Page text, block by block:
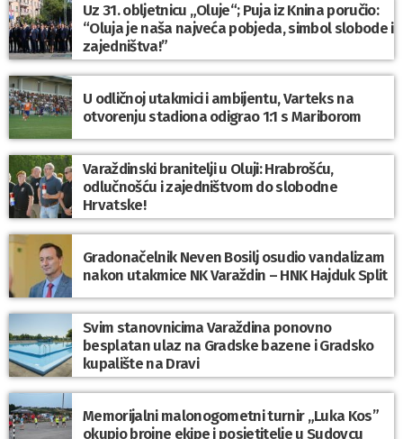
Uz 31. obljetnicu „Oluje“; Puja iz Knina poručio:
“Oluja je naša najveća pobjeda, simbol slobode i
zajedništva!”
U odličnoj utakmici i ambijentu, Varteks na
otvorenju stadiona odigrao 1:1 s Mariborom
Varaždinski branitelji u Oluji: Hrabrošću,
odlučnošću i zajedništvom do slobodne
Hrvatske!
Gradonačelnik Neven Bosilj osudio vandalizam
nakon utakmice NK Varaždin – HNK Hajduk Split
Svim stanovnicima Varaždina ponovno
besplatan ulaz na Gradske bazene i Gradsko
kupalište na Dravi
Memorijalni malonogometni turnir „Luka Kos”
okupio brojne ekipe i posjetitelje u Sudovcu